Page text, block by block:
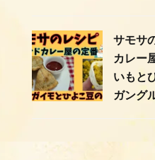
サモサ
カレー
いもと
ガング